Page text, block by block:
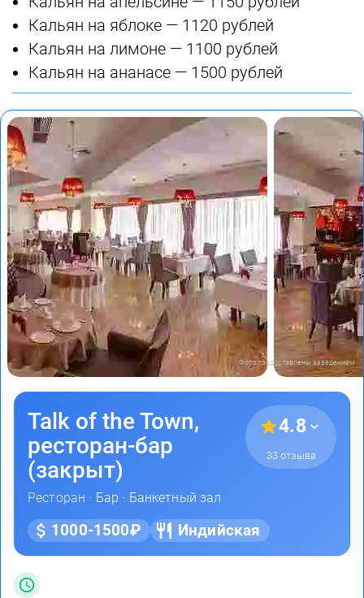
Кальян на яблоке — 1120 рублей
Кальян на лимоне — 1100 рублей
Кальян на ананасе — 1500 рублей
Фото предоставлены заведением
Talk of the Town,
ресторан-бар
(закрыт)
Ресторан · Бар · Банкетный зал
4.8
33 отзыва
1000-1500₽ Индийская